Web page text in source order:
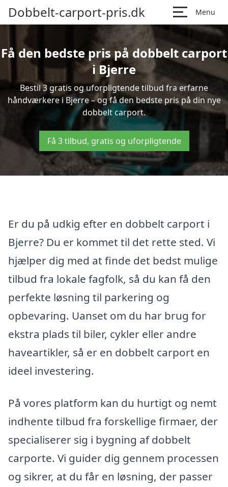
Dobbelt-carport-pris.dk Menu
Få den bedste pris på dobbelt carport
i Bjerre
Bestil 3 gratis og uforpligtende tilbud fra erfarne
håndværkere i Bjerre – og få den bedste pris på din nye
dobbelt carport.
Få 3 tilbud, gratis og uforpligtende
Er du på udkig efter en dobbelt carport i
Bjerre? Du er kommet til det rette sted. Vi
hjælper dig med at finde det bedst mulige
tilbud fra lokale fagfolk, så du kan få den
perfekte løsning til parkering og
opbevaring. Uanset om du har brug for
ekstra plads til biler, cykler eller andre
haveartikler, så er en dobbelt carport en
ideel investering.
På vores platform kan du hurtigt og nemt
indhente tilbud fra forskellige firmaer, der
specialiserer sig i bygning af dobbelt
carporte. Vi guider dig gennem processen
og sikrer, at du får en løsning, der passer